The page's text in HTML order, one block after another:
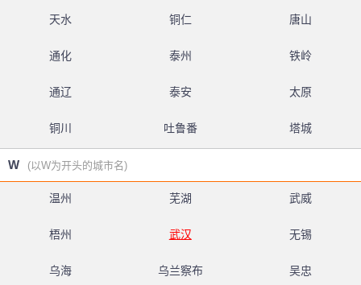
天水 铜仁 唐山
通化 泰州 铁岭
通辽 泰安 太原
铜川 吐鲁番 塔城
W (以W为开头的城市名)
温州 芜湖 武威
梧州 武汉 无锡
乌海 乌兰察布 吴忠